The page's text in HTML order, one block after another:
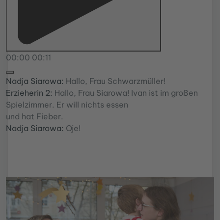
00:00 00:11
Nadja Siarowa: Hallo, Frau Schwarzmüller!
Erzieherin 2: Hallo, Frau Siarowa! Ivan ist im großen
Spielzimmer. Er will nichts essen
und hat Fieber.
Nadja Siarowa: Oje!